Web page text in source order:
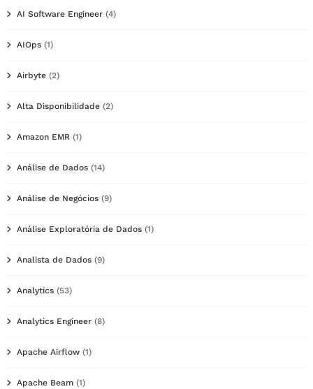
AI Software Engineer (4)
AIOps (1)
Airbyte (2)
Alta Disponibilidade (2)
Amazon EMR (1)
Análise de Dados (14)
Análise de Negócios (9)
Análise Exploratória de Dados (1)
Analista de Dados (9)
Analytics (53)
Analytics Engineer (8)
Apache Airflow (1)
Apache Beam (1)